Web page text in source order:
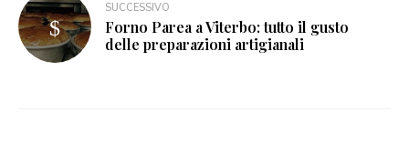
SUCCESSIVO
Forno Parea a Viterbo: tutto il gusto
delle preparazioni artigianali